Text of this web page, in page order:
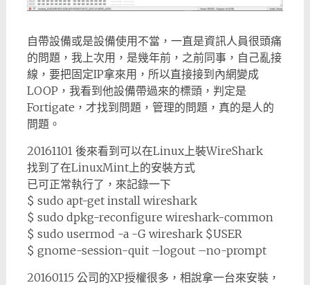
自帶設備或是設備使用不當，一直是資訊人員很頭痛
的問題，我上次用，是幾年前，之前同事，自己亂接
線，要把固定IP拿來用，所以直接接到內網變成
LOOP，我看到他設備帶過來的標頭，判定是
Fortigate，才找到問題，管理的問題，真的是人的
問題。
20161101 後來看到可以在Linux上裝WireShark
找到了在LinuxMint上的安裝方式
已可正常執行了，來記錄一下
$ sudo apt-get install wireshark
$ sudo dpkg-reconfigure wireshark-common
$ sudo usermod -a -G wireshark $USER
$ gnome-session-quit –logout –no-prompt
20160115 公司的XP授權很多，相說拿一台來安裝，